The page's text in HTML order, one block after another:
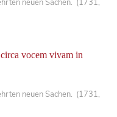
neuen Sachen. (1731,
vocem vivam in
neuen Sachen. (1731,